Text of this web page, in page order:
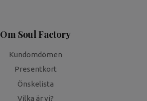
Om Soul Factory
Kundomdömen
Presentkort
Önskelista
Vilka är vi?